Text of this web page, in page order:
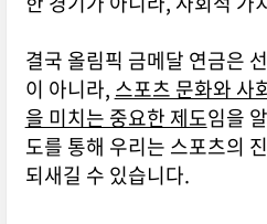
결국 올림픽 금메달 연금은
이 아니라, 스포츠 문화와 사
을 미치는 중요한 제도임을
도를 통해 우리는 스포츠의
되새길 수 있습니다.